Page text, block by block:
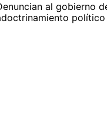
al gobierno
político